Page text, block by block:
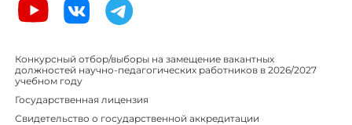
Конкурсный отбор/выборы на замещение вакантных
должностей научно-педагогических работников в 2026/2027
учебном году
Государственная лицензия
Свидетельство о государственной аккредитации